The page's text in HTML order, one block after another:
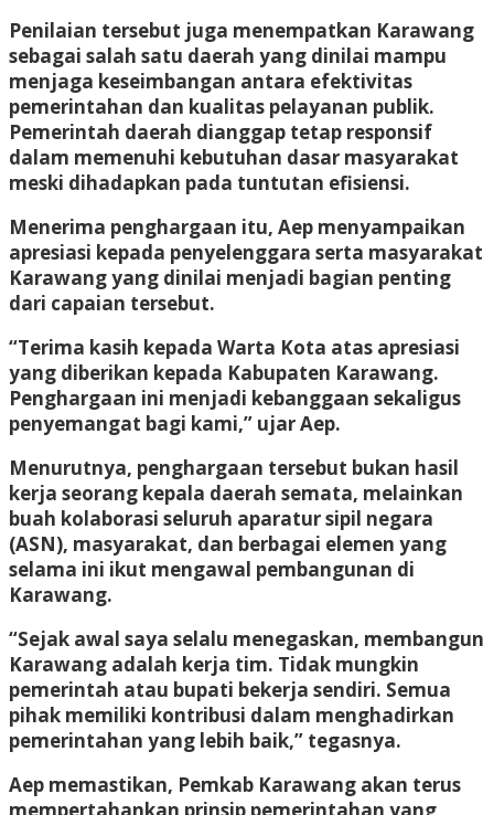
Penilaian tersebut juga menempatkan Karawang
sebagai salah satu daerah yang dinilai mampu
menjaga keseimbangan antara efektivitas
pemerintahan dan kualitas pelayanan publik.
Pemerintah daerah dianggap tetap responsif
dalam memenuhi kebutuhan dasar masyarakat
meski dihadapkan pada tuntutan efisiensi.
Menerima penghargaan itu, Aep menyampaikan
apresiasi kepada penyelenggara serta masyarakat
Karawang yang dinilai menjadi bagian penting
dari capaian tersebut.
“Terima kasih kepada Warta Kota atas apresiasi
yang diberikan kepada Kabupaten Karawang.
Penghargaan ini menjadi kebanggaan sekaligus
penyemangat bagi kami,” ujar Aep.
Menurutnya, penghargaan tersebut bukan hasil
kerja seorang kepala daerah semata, melainkan
buah kolaborasi seluruh aparatur sipil negara
(ASN), masyarakat, dan berbagai elemen yang
selama ini ikut mengawal pembangunan di
Karawang.
“Sejak awal saya selalu menegaskan, membangun
Karawang adalah kerja tim. Tidak mungkin
pemerintah atau bupati bekerja sendiri. Semua
pihak memiliki kontribusi dalam menghadirkan
pemerintahan yang lebih baik,” tegasnya.
Aep memastikan, Pemkab Karawang akan terus
mempertahankan prinsip pemerintahan yang